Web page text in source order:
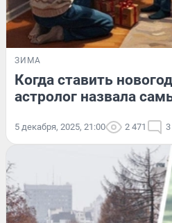
ЗИМА
Когда ставить
астролог назвала
5 декабря, 2025, 21:00 2 471 3